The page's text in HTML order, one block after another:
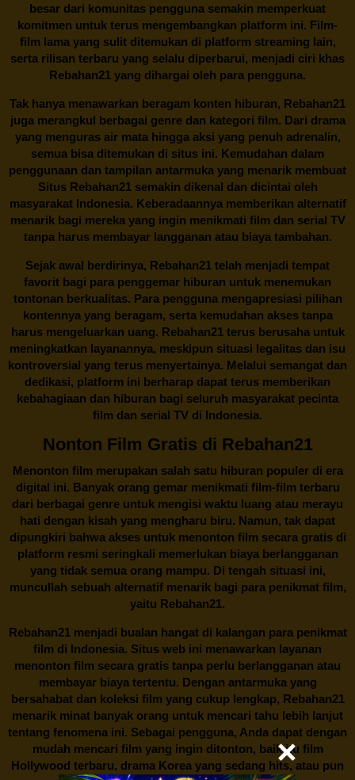
besar dari komunitas pengguna semakin memperkuat
komitmen untuk terus mengembangkan platform ini. Film-
film lama yang sulit ditemukan di platform streaming lain,
serta rilisan terbaru yang selalu diperbarui, menjadi ciri khas
Rebahan21 yang dihargai oleh para pengguna.
Tak hanya menawarkan beragam konten hiburan, Rebahan21
juga merangkul berbagai genre dan kategori film. Dari drama
yang menguras air mata hingga aksi yang penuh adrenalin,
semua bisa ditemukan di situs ini. Kemudahan dalam
penggunaan dan tampilan antarmuka yang menarik membuat
Situs Rebahan21semakin dikenal dan dicintai oleh
masyarakat Indonesia. Keberadaannya memberikan alternatif
menarik bagi mereka yang ingin menikmati film dan serial TV
tanpa harus membayar langganan atau biaya tambahan.
Sejak awal berdirinya, Rebahan21 telah menjadi tempat
favorit bagi para penggemar hiburan untuk menemukan
tontonan berkualitas. Para pengguna mengapresiasi pilihan
kontennya yang beragam, serta kemudahan akses tanpa
harus mengeluarkan uang. Rebahan21terus berusaha untuk
meningkatkan layanannya, meskipun situasi legalitas dan isu
kontroversial yang terus menyertainya. Melalui semangat dan
dedikasi, platform ini berharap dapat terus memberikan
kebahagiaan dan hiburan bagi seluruh masyarakat pecinta
film dan serial TV di Indonesia.
Nonton Film Gratis di Rebahan21
Menonton film merupakan salah satu hiburan populer di era
digital ini. Banyak orang gemar menikmati film-film terbaru
dari berbagai genre untuk mengisi waktu luang atau merayu
hati dengan kisah yang mengharu biru. Namun, tak dapat
dipungkiri bahwa akses untuk menonton film secara gratis di
platform resmi seringkali memerlukan biaya berlangganan
yang tidak semua orang mampu. Di tengah situasi ini,
muncullah sebuah alternatif menarik bagi para penikmat film,
yaitu Rebahan21.
Rebahan21menjadi bualan hangat di kalangan para penikmat
film di Indonesia. Situs web ini menawarkan layanan
menonton film secara gratis tanpa perlu berlangganan atau
membayar biaya tertentu. Dengan antarmuka yang
bersahabat dan koleksi film yang cukup lengkap, Rebahan21
menarik minat banyak orang untuk mencari tahu lebih lanjut
tentang fenomena ini. Sebagai pengguna, Anda dapat dengan
mudah mencari film yang ingin ditonton, baik itu film
Hollywood terbaru, drama Korea yang sedang hits, atau pun